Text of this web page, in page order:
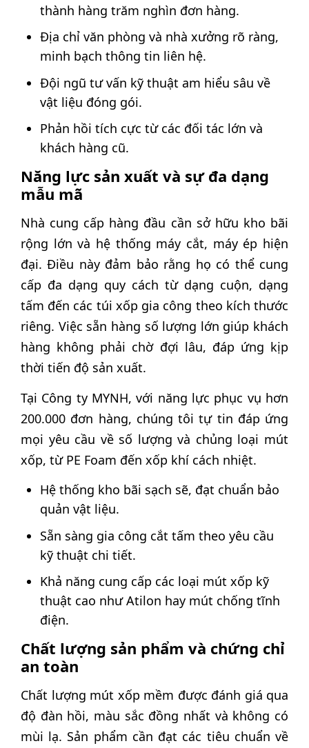
thành hàng trăm nghìn đơn hàng.
Địa chỉ văn phòng và nhà xưởng rõ ràng,
minh bạch thông tin liên hệ.
Đội ngũ tư vấn kỹ thuật am hiểu sâu về
vật liệu đóng gói.
Phản hồi tích cực từ các đối tác lớn và
khách hàng cũ.
Năng lực sản xuất và sự đa dạng
mẫu mã
Nhà cung cấp hàng đầu cần sở hữu kho bãi
rộng lớn và hệ thống máy cắt, máy ép hiện
đại. Điều này đảm bảo rằng họ có thể cung
cấp đa dạng quy cách từ dạng cuộn, dạng
tấm đến các túi xốp gia công theo kích thước
riêng. Việc sẵn hàng số lượng lớn giúp khách
hàng không phải chờ đợi lâu, đáp ứng kịp
thời tiến độ sản xuất.
Tại Công ty MYNH, với năng lực phục vụ hơn
200.000 đơn hàng, chúng tôi tự tin đáp ứng
mọi yêu cầu về số lượng và chủng loại mút
xốp, từ PE Foam đến xốp khí cách nhiệt.
Hệ thống kho bãi sạch sẽ, đạt chuẩn bảo
quản vật liệu.
Sẵn sàng gia công cắt tấm theo yêu cầu
kỹ thuật chi tiết.
Khả năng cung cấp các loại mút xốp kỹ
thuật cao như Atilon hay mút chống tĩnh
điện.
Chất lượng sản phẩm và chứng chỉ
an toàn
Chất lượng mút xốp mềm được đánh giá qua
độ đàn hồi, màu sắc đồng nhất và không có
mùi lạ. Sản phẩm cần đạt các tiêu chuẩn về